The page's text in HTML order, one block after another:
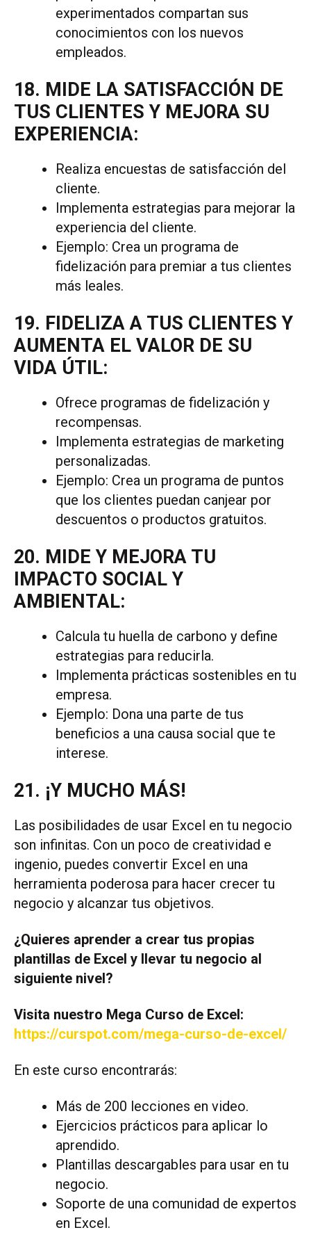
experimentados compartan sus
conocimientos con los nuevos
empleados.
18. MIDE LA SATISFACCIÓN DE
TUS CLIENTES Y MEJORA SU
EXPERIENCIA:
Realiza encuestas de satisfacción del
cliente.
Implementa estrategias para mejorar la
experiencia del cliente.
Ejemplo: Crea un programa de
fidelización para premiar a tus clientes
más leales.
19. FIDELIZA A TUS CLIENTES Y
AUMENTA EL VALOR DE SU
VIDA ÚTIL:
Ofrece programas de fidelización y
recompensas.
Implementa estrategias de marketing
personalizadas.
Ejemplo: Crea un programa de puntos
que los clientes puedan canjear por
descuentos o productos gratuitos.
20. MIDE Y MEJORA TU
IMPACTO SOCIAL Y
AMBIENTAL:
Calcula tu huella de carbono y define
estrategias para reducirla.
Implementa prácticas sostenibles en tu
empresa.
Ejemplo: Dona una parte de tus
beneficios a una causa social que te
interese.
21. ¡Y MUCHO MÁS!
Las posibilidades de usar Excel en tu negocio
son infinitas. Con un poco de creatividad e
ingenio, puedes convertir Excel en una
herramienta poderosa para hacer crecer tu
negocio y alcanzar tus objetivos.
¿Quieres aprender a crear tus propias
plantillas de Excel y llevar tu negocio al
siguiente nivel?
Visita nuestro Mega Curso de Excel:
https://curspot.com/mega-curso-de-excel/
En este curso encontrarás:
Más de 200 lecciones en video.
Ejercicios prácticos para aplicar lo
aprendido.
Plantillas descargables para usar en tu
negocio.
Soporte de una comunidad de expertos
en Excel.